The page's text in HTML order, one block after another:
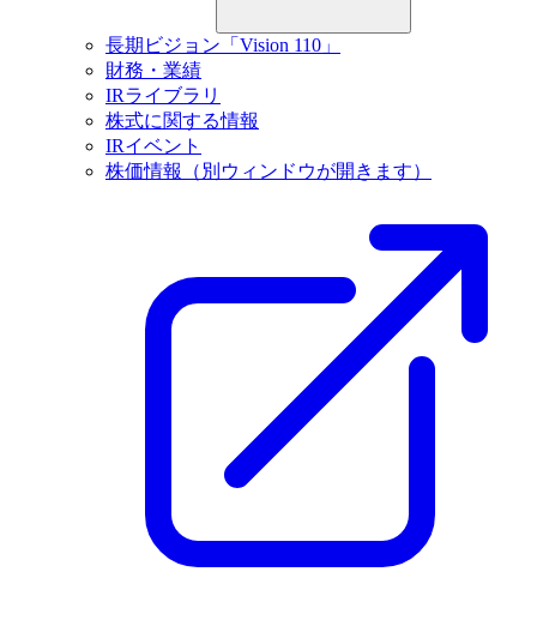
長期ビジョン「Vision 110」
財務・業績
IRライブラリ
株式に関する情報
IRイベント
株価情報
（別ウィンドウが開きます）